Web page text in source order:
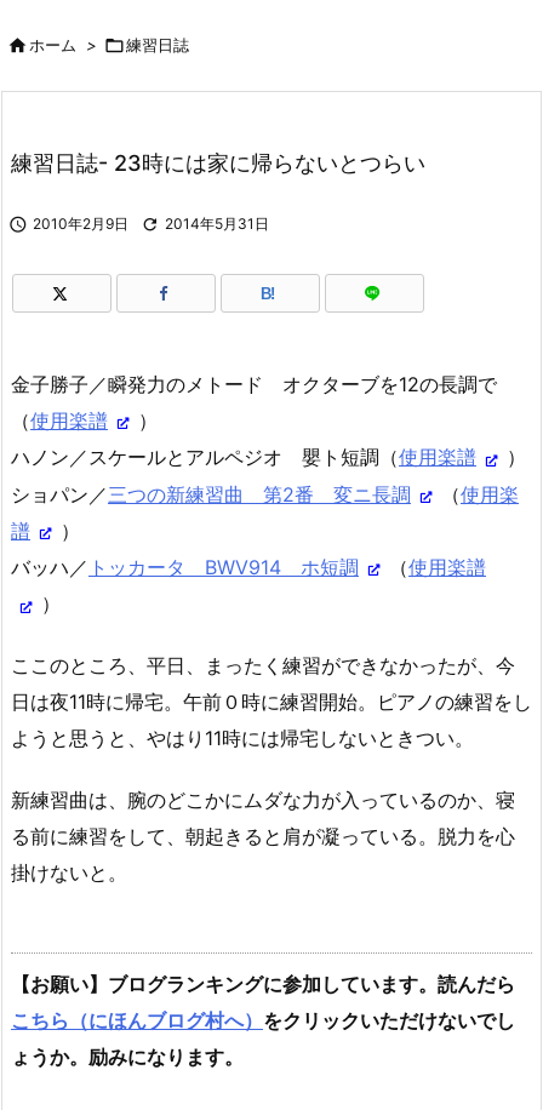
ホーム > 練習日誌
練習日誌- 23時には家に帰らないとつらい
 2010年2月9日  2014年5月31日
B!
金子勝子／瞬発力のメトード オクターブを12の長調で
（使用楽譜
）
ハノン／スケールとアルペジオ 嬰ト短調（使用楽譜
）
ショパン／三つの新練習曲 第2番 変ニ長調 （使用楽
譜
）
バッハ／ トッカータ BWV914 ホ短調 （使用楽譜
）
ここのところ、平日、まったく練習ができなかったが、今
日は夜11時に帰宅。午前０時に練習開始。ピアノの練習をし
ようと思うと、やはり11時には帰宅しないときつい。
新練習曲は、腕のどこかにムダな力が入っているのか、寝
る前に練習をして、朝起きると肩が凝っている。脱力を心
掛けないと。
【お願い】ブログランキングに参加しています。読んだら
こちら（にほんブログ村へ） をクリックいただけないでし
ょうか。励みになります。